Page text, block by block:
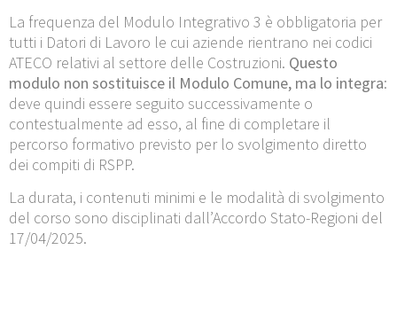
La frequenza del Modulo Integrativo 3 è obbligatoria per
tutti i Datori di Lavoro le cui aziende rientrano nei codici
ATECO relativi al settore delle Costruzioni. Questo
modulo non sostituisce il Modulo Comune, ma lo integra:
deve quindi essere seguito successivamente o
contestualmente ad esso, al fine di completare il
percorso formativo previsto per lo svolgimento diretto
dei compiti di RSPP.
La durata, i contenuti minimi e le modalità di svolgimento
del corso sono disciplinati dall’Accordo Stato-Regioni del
17/04/2025.